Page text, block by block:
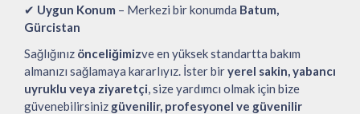
✔ Uygun Konum – Merkezi bir konumda Batum,
Gürcistan
Sağlığınız önceliğimizve en yüksek standartta bakım
almanızı sağlamaya kararlıyız. İster biryerel sakin, yabancı
uyruklu veya ziyaretçi, size yardımcı olmak için bize
güvenebilirsiniz güvenilir, profesyonel ve güvenilir